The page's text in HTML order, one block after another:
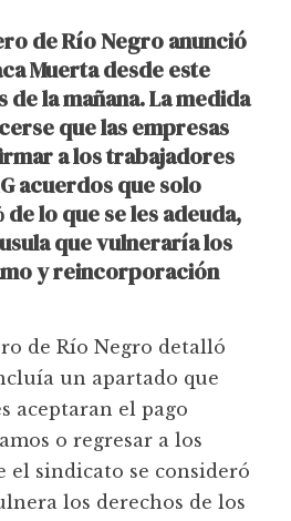
de Río Negro anunció
Muerta desde este
de la mañana. La medida
que las empresas
a los trabajadores
acuerdos que solo
lo que se les adeuda,
que vulneraría los
y reincorporación
de Río Negro detalló
un apartado que
aceptaran el pago
o regresar a los
el sindicato se consideró
los derechos de los